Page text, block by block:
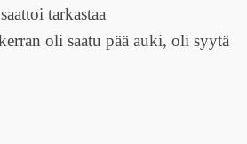
tarkastaa
oli saatu pää auki, oli syytä